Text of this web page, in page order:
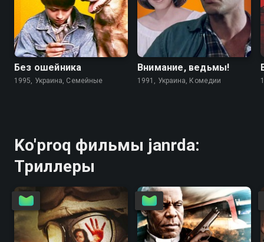
6.7 4.6
Без ошейника
1995, Украина, Семейные
5.6
Внимание, ведьмы!
1991, Украина, Комедии
Ko'proq фильмы janrda:
Триллеры